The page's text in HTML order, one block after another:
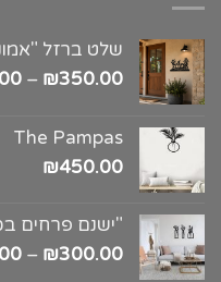
שלט ברזל
₪350.00
–
The Pampas
₪450.00
"ישנם פרחים
₪300.00
–